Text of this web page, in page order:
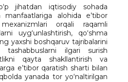
jihatdan iqtisodiy sohada
manfaatlariga alohida e’tibor
orqali raqamli
uyg‘unlashtirish, qo‘shma
yaxshi boshqaruv tajribalarini
tashabbuslarni ilgari surish
qayta shakllantirish va
e’tibor qaratish sharti bilan
yanada tor yo‘naltirilgan